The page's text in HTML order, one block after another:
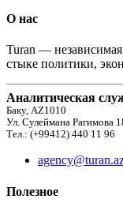
О нас
Turan —
стыке политики,
Аналитическая
Баку, AZ1010
Ул. Сулеймана Рагимова
Тел.: (+99412) 440 11 96
Полезное